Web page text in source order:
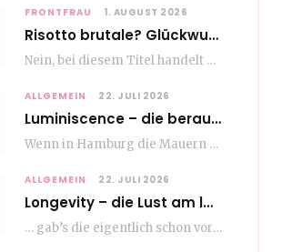
FRONTFRAU 1. AUGUST 2026
Risotto brutale? Glückwunsch Axel Milberg zum 70. Geburtstag
Nein, bei diesem Titel handelt es sich nicht um eine Kochshow, oder vielleicht doch etwas.…
ALLGEMEIN 22. JULI 2026
Luminiscence – die berauschende Macht von klingenden Bildern
Wenn in Hamburg die Mauern zu sprechen beginnen, dann ist es die unverwechselbare, tiefsonore Stimme…
ALLGEMEIN 22. JULI 2026
Longevity – die Lust am langen Leben
… gab’s die eigentlich schon vor Erfindung des ultimativen Trends? Keine Ahnung – ich glaube,…